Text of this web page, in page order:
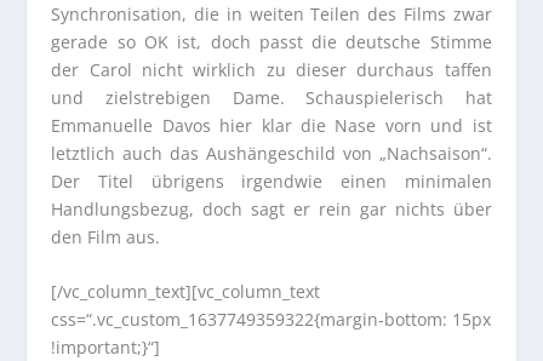
Synchronisation, die in weiten Teilen des Films zwar
gerade so OK ist, doch passt die deutsche Stimme
der Carol nicht wirklich zu dieser durchaus taffen
und zielstrebigen Dame. Schauspielerisch hat
Emmanuelle Davos hier klar die Nase vorn und ist
letztlich auch das Aushängeschild von „Nachsaison“.
Der Titel übrigens irgendwie einen minimalen
Handlungsbezug, doch sagt er rein gar nichts über
den Film aus.
[/vc_column_text][vc_column_text
css=“.vc_custom_1637749359322{margin-bottom: 15px
!important;}“]